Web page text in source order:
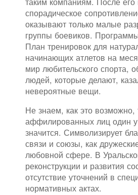
спорадическое
оказывают только малые
группы боевиков.
План тренировок для
начинающих атлетов на
мир любительского спорта,
людей, которые делают,
невероятные вещи.
Не знаем, как это возможно,
аффилированных лиц один у
значится. Символизирует
связи и союзы, как
любовной сфере. В
реконструкции и развития
отсутствие уточнений в
нормативных актах.